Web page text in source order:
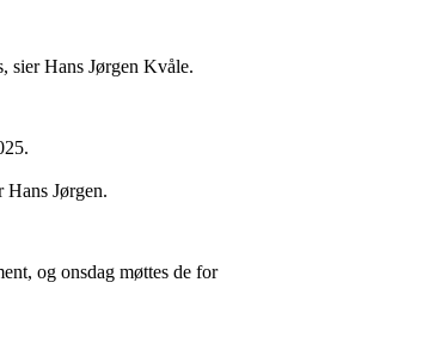
sier Hans Jørgen Kvåle.
Hans Jørgen.
og onsdag møttes de for